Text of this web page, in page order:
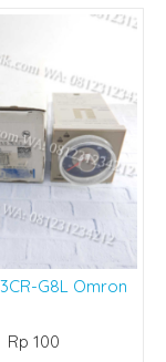
G8L Omron
Rp 100